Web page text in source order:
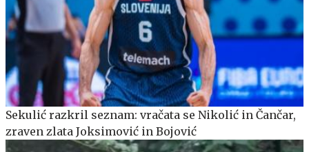
Sekulić razkril seznam: vračata se Nikolić in Čančar,
zraven zlata Joksimović in Bojović